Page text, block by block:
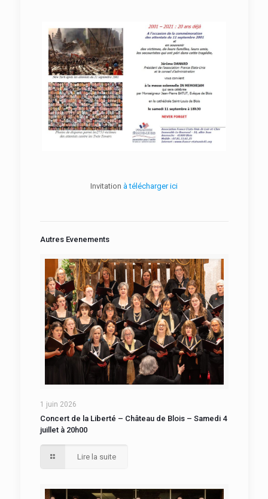
Invitation à télécharger ici
Autres Evenements
1 juin 2026
Concert de la Liberté – Château de Blois – Samedi 4
juillet à 20h00
Lire la suite